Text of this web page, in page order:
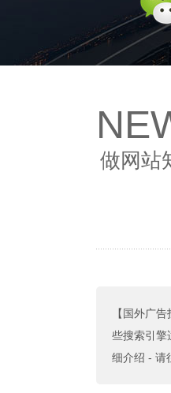
做网站
【国外广
些搜索引擎
细介绍 - 请